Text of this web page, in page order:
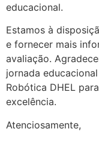
educacional.
Estamos à
e fornecer mais
avaliação.
jornada
Robótica DHEL
excelência.
Atenciosamente,